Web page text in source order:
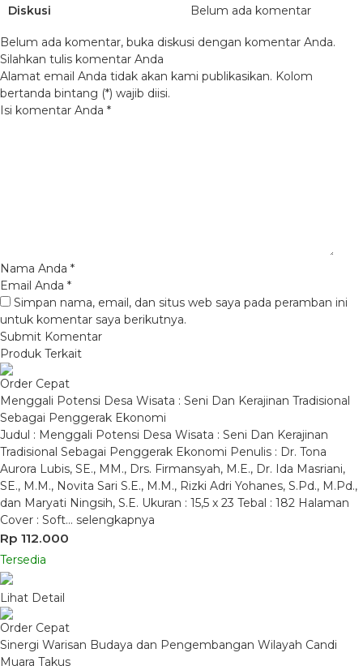
Diskusi Belum ada komentar
Belum ada komentar, buka diskusi dengan komentar Anda.
Silahkan tulis komentar Anda
Alamat email Anda tidak akan kami publikasikan. Kolom
bertanda bintang (*) wajib diisi.
Isi komentar Anda *
Nama Anda *
Email Anda *
Simpan nama, email, dan situs web saya pada peramban ini
untuk komentar saya berikutnya.
Produk Terkait
Order Cepat
Menggali Potensi Desa Wisata : Seni Dan Kerajinan Tradisional
Sebagai Penggerak Ekonomi
Judul : Menggali Potensi Desa Wisata : Seni Dan Kerajinan
Tradisional Sebagai Penggerak Ekonomi Penulis : Dr. Tona
Aurora Lubis, SE., MM., Drs. Firmansyah, M.E., Dr. Ida Masriani,
SE., M.M., Novita Sari S.E., M.M., Rizki Adri Yohanes, S.Pd., M.Pd.,
dan Maryati Ningsih, S.E. Ukuran : 15,5 x 23 Tebal : 182 Halaman
Cover : Soft… selengkapnya
Rp 112.000
Tersedia
Lihat Detail
Order Cepat
Sinergi Warisan Budaya dan Pengembangan Wilayah Candi
Muara Takus